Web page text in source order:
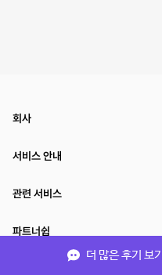
더 많은 후기 보기
회사
서비스 안내
관련 서비스
파트너쉽